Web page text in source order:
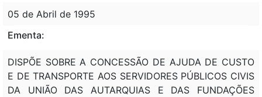
05 de Abril de 1995
Ementa:
DISPÕE SOBRE A CONCESSÃO DE AJUDA DE CUSTO
E DE TRANSPORTE AOS SERVIDORES PÚBLICOS CIVIS
DA UNIÃO DAS AUTARQUIAS E DAS FUNDAÇÕES